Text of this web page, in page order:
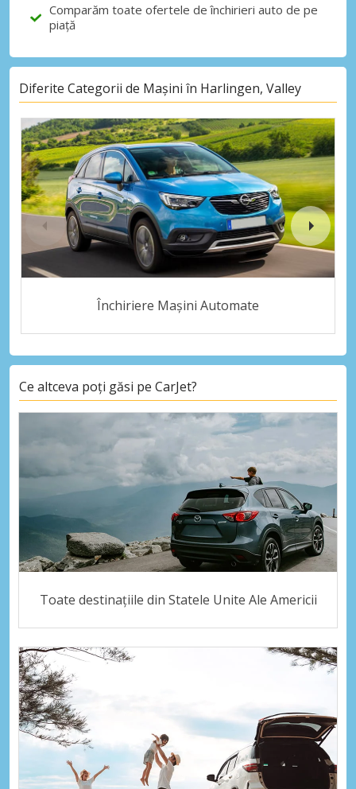
Comparăm toate ofertele de închirieri auto de pe
piață
Diferite Categorii de Mașini în Harlingen, Valley
Închiriere Mașini Automate
Ce altceva poți găsi pe CarJet?
Toate destinațiile din Statele Unite Ale Americii